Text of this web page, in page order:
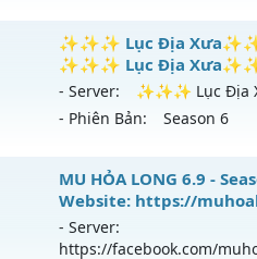
🔥🔥MU-Lãng Tử🔥
Mu mới ra tháng 08
Exp: 200x - Drop: 5%
Thể loại: Mu Nguyên
Antihack: Sharkguard
✨✨✨ Lục Địa
✨✨✨ Lục Địa
- Server: ✨✨✨ Lục Địa
- Phiên Bản:
Season 6
✨✨✨ Lục Địa
Mu mới ra tháng 08
01/08/2626
MU HỎA LONG 6.9 -
Website: https://
- Server:
https://facebook.com/